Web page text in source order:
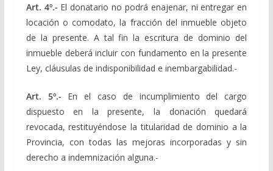
Art. 4º.- El donatario no podrá enajenar, ni entregar en
locación o comodato, la fracción del inmueble objeto
de la presente. A tal fin la escritura de dominio del
inmueble deberá incluir con fundamento en la presente
Ley, cláusulas de indisponibilidad e inembargabilidad.-
Art. 5º.- En el caso de incumplimiento del cargo
dispuesto en la presente, la donación quedará
revocada, restituyéndose la titularidad de dominio a la
Provincia, con todas las mejoras incorporadas y sin
derecho a indemnización alguna.-